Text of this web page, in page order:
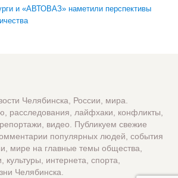
и «АВТОВАЗ» наметили перспективы
Челябинска, России, мира.
расследования, лайфхаки, конфликты,
видео. Публикуем свежие
популярных людей, события
мире на главные темы общества,
культуры, интернета, спорта,
Челябинска.